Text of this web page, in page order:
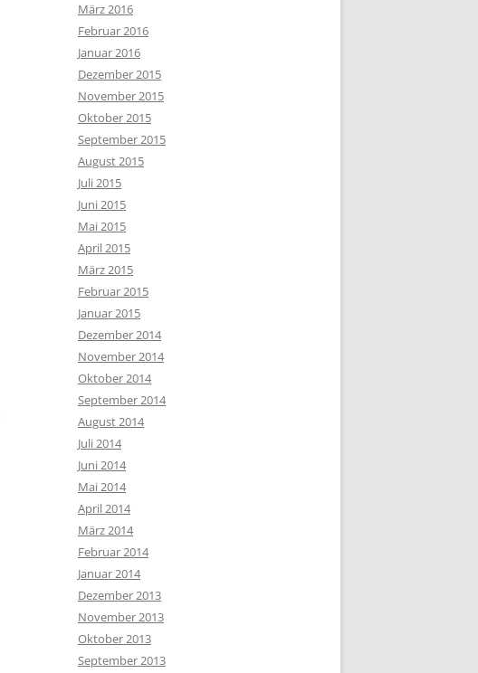
März 2016
Februar 2016
Januar 2016
Dezember 2015
November 2015
Oktober 2015
September 2015
August 2015
Juli 2015
Juni 2015
Mai 2015
April 2015
März 2015
Februar 2015
Januar 2015
Dezember 2014
November 2014
Oktober 2014
September 2014
August 2014
Juli 2014
Juni 2014
Mai 2014
April 2014
März 2014
Februar 2014
Januar 2014
Dezember 2013
November 2013
Oktober 2013
September 2013